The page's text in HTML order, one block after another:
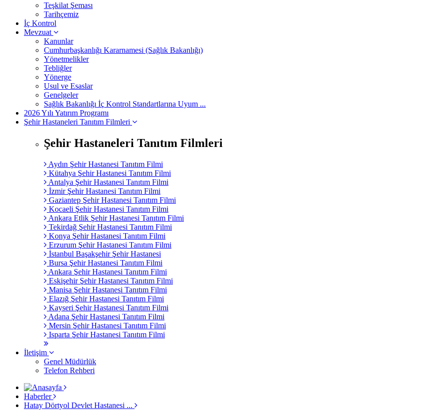
Teşkilat Şeması
Tarihçemiz
İç Kontrol
Mevzuat
Kanunlar
Cumhurbaşkanlığı Kararnamesi (Sağlık Bakanlığı)
Yönetmelikler
Tebliğler
Yönerge
Usul ve Esaslar
Genelgeler
Sağlık Bakanlığı İç Kontrol Standartlarına Uyum ...
2026 Yılı Yatırım Programı
Şehir Hastaneleri Tanıtım Filmleri
Şehir Hastaneleri Tanıtım Filmleri
Aydın Şehir Hastanesi Tanıtım Filmi
Kütahya Şehir Hastanesi Tanıtım Filmi
Antalya Şehir Hastanesi Tanıtım Filmi
İzmir Şehir Hastanesi Tanıtım Filmi
Gaziantep Şehir Hastanesi Tanıtım Filmi
Kocaeli Şehir Hastanesi Tanıtım Filmi
Ankara Etlik Şehir Hastanesi Tanıtım Filmi
Tekirdağ Şehir Hastanesi Tanıtım Filmi
Konya Şehir Hastanesi Tanıtım Filmi
Erzurum Şehir Hastanesi Tanıtım Filmi
İstanbul Başakşehir Şehir Hastanesi
Bursa Şehir Hastanesi Tanıtım Filmi
Ankara Şehir Hastanesi Tanıtım Filmi
Eskişehir Şehir Hastanesi Tanıtım Filmi
Manisa Şehir Hastanesi Tanıtım Filmi
Elazığ Şehir Hastanesi Tanıtım Filmi
Kayseri Şehir Hastanesi Tanıtım Filmi
Adana Şehir Hastanesi Tanıtım Filmi
Mersin Şehir Hastanesi Tanıtım Filmi
Isparta Şehir Hastanesi Tanıtım Filmi
İletişim
Genel Müdürlük
Telefon Rehberi
Haberler
Hatay Dörtyol Devlet Hastanesi ...